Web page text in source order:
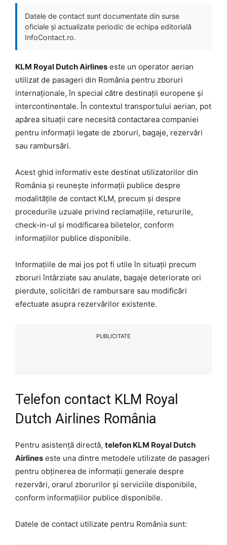
Datele de contact sunt documentate din surse
oficiale și actualizate periodic de echipa editorială
InfoContact.ro.
KLM Royal Dutch Airlines este un operator aerian
utilizat de pasageri din România pentru zboruri
internaționale, în special către destinații europene și
intercontinentale. În contextul transportului aerian, pot
apărea situații care necesită contactarea companiei
pentru informații legate de zboruri, bagaje, rezervări
sau rambursări.
Acest ghid informativ este destinat utilizatorilor din
România și reunește informații publice despre
modalitățile de contact KLM, precum și despre
procedurile uzuale privind reclamațiile, retururile,
check-in-ul și modificarea biletelor, conform
informațiilor publice disponibile.
Informațiile de mai jos pot fi utile în situații precum
zboruri întârziate sau anulate, bagaje deteriorate ori
pierdute, solicitări de rambursare sau modificări
efectuate asupra rezervărilor existente.
PUBLICITATE
Telefon contact KLM Royal
Dutch Airlines România
Pentru asistență directă, telefon KLM Royal Dutch
Airlines este una dintre metodele utilizate de pasageri
pentru obținerea de informații generale despre
rezervări, orarul zborurilor și serviciile disponibile,
conform informațiilor publice disponibile.
Datele de contact utilizate pentru România sunt: